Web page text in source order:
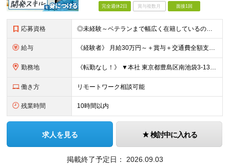
完全週休2日 賞与複数月 面接1回
応募資格 ◎未経験～ベテランまで幅広く在籍しているので大丈夫！◎ ＼こんなアナタにピッタリです♪／ ◆IT業界で手に職を付けて活躍したい方 ◆サポート体制が整っている会社で働きたい方 ◆フラットな社風の会社で
給与 《経験者》 月給30万円～＋賞与＋交通費全額支給 《未経験者》 月給23万円～＋賞与＋交通費全額支給 ※上記月給には固定残業代（20時間分／《経験者》40,600円～《未経験者》31,100円～）
勤務地 《転勤なし！》 ▼本社 東京都豊島区南池袋3-13-8 ホウエイビル9F ▼開発拠点 東京都豊島区南池袋3-13-5 KJ南池袋ビル4階 【東京本社or首都圏の各プロジェクト先】 ▼各プロジェクト
働き方 リモートワーク相談可能
残業時間 10時間以内
求人を見る 検討中に入れる
掲載終了予定日： 2026.09.03